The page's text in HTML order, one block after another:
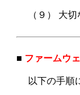
（９） 大切
■ ファームウ
以下の手順